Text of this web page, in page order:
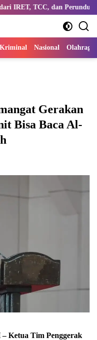
dan Perundungan
Kriminal Nasional Olahraga
Gerakan
Bisa Baca Al-
Ketua Tim Penggerak